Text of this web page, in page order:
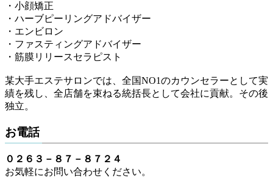
・小顔矯正
・ハーブピーリングアドバイザー
・エンビロン
・ファスティングアドバイザー
・筋膜リリースセラピスト
某大手エステサロンでは、全国NO1のカウンセラーとして実
績を残し、全店舗を束ねる統括長として会社に貢献。その後
独立。
お電話
０２６３－８７－８７２４
お気軽にお問い合わせください。